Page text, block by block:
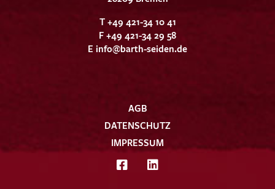
T +49 421-34 10 41
F +49 421-34 29 58
E info@barth-seiden.de
AGB
DATENSCHUTZ
IMPRESSUM